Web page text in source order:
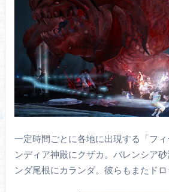
一定時間ごとに各地に出現する「フ
ンディア神殿にクザカ。バレンシア
ンダ尾根にカランダ。彼らもまたドロ